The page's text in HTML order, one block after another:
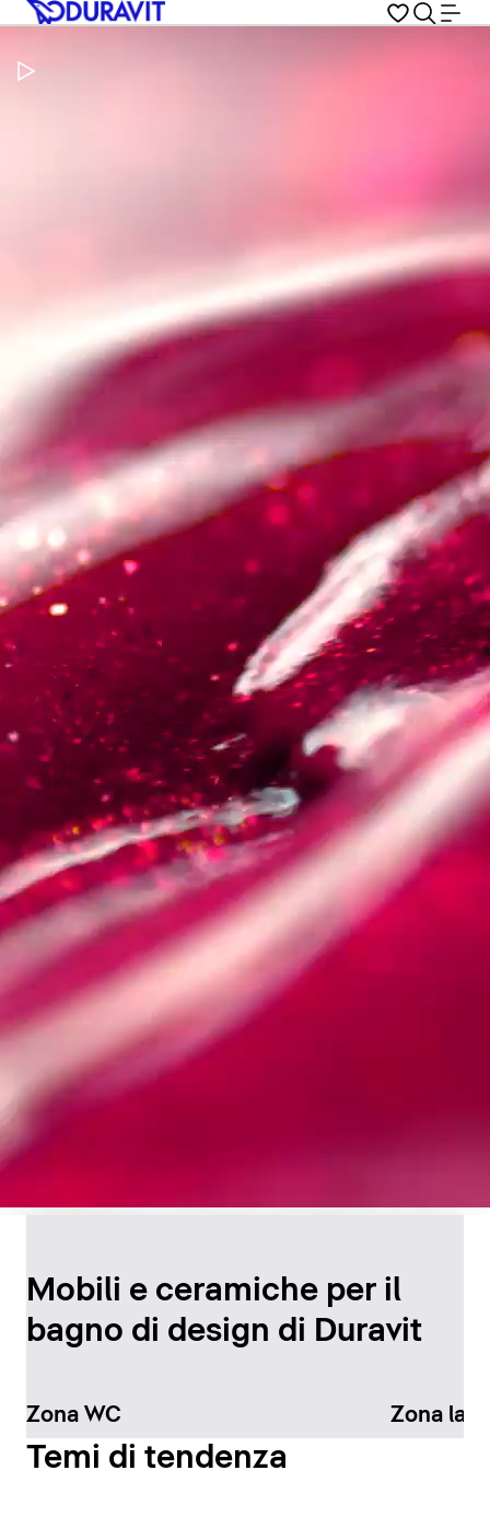
Metti in pausa il video
il bagno
Scopri di più
Mobili e ceramiche per il
bagno di design di Duravit
Zona WC Zona
Temi di tendenza